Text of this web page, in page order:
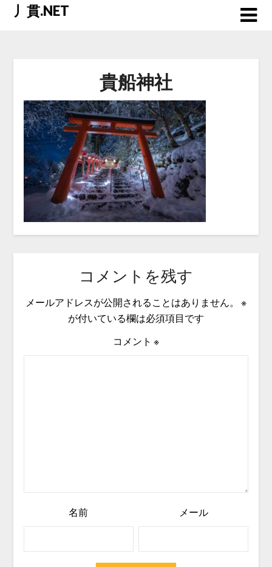
Skip丿貫.NET
貴船神社
コメントを残す
メールアドレスが公開されることはありません。
※
が付いている欄は必須項目です
コメント ※
名前 メール